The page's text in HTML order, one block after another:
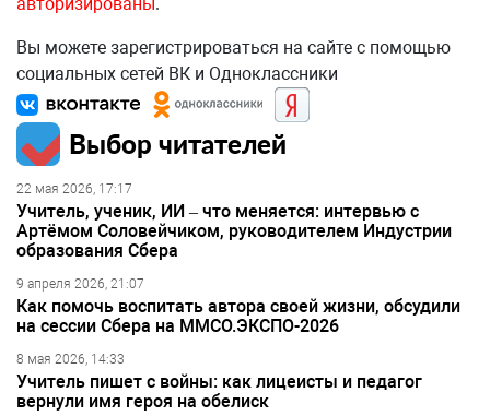
Вы можете зарегистрироваться на сайте с помощью
социальных сетей ВК и Одноклассники
Выбор читателей
22 мая 2026, 17:17
Учитель, ученик, ИИ – что меняется: интервью с
Артёмом Соловейчиком, руководителем Индустрии
образования Сбера
9 апреля 2026, 21:07
Как помочь воспитать автора своей жизни, обсудили
на сессии Сбера на ММСО.ЭКСПО-2026
8 мая 2026, 14:33
Учитель пишет с войны: как лицеисты и педагог
вернули имя героя на обелиск